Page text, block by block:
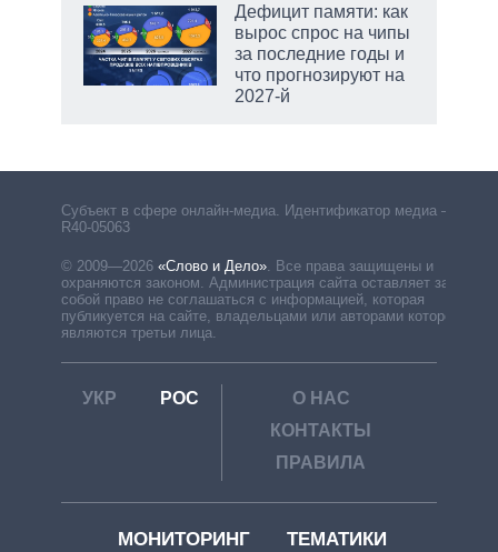
Дефицит памяти: как
вырос спрос на чипы
за последние годы и
что прогнозируют на
2027-й
Субъект в сфере онлайн-медиа. Идентификатор медиа –
R40-05063
© 2009—2026 «Слово и Дело» Все права защищены и
охраняются законом. Администрация сайта оставляет за
собой право не соглашаться с информацией, которая
публикуется на сайте, владельцами или авторами которой
являются третьи лица.
УКР РОС
О НАС
КОНТАКТЫ
ПРАВИЛА
МОНИТОРИНГ ТЕМАТИКИ